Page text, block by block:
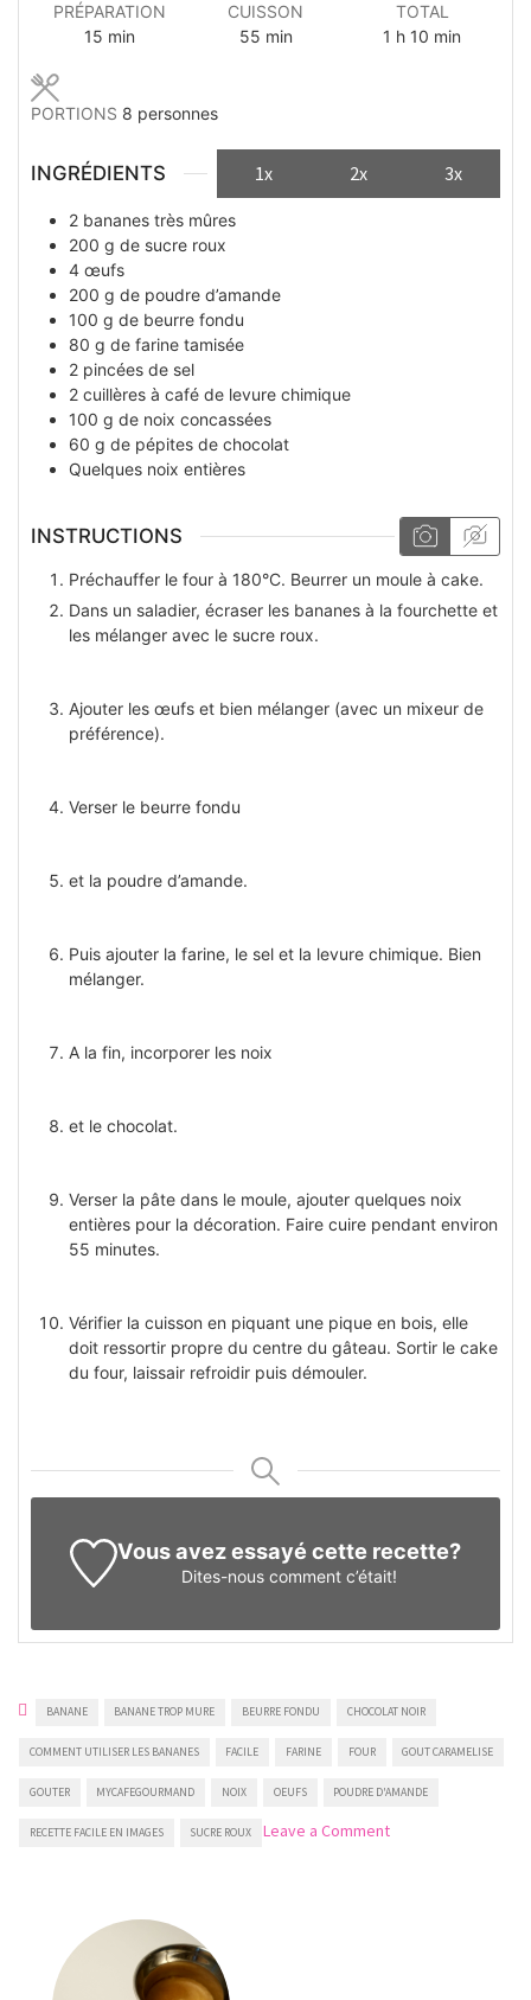
PRÉPARATION
15minutes
min
CUISSON
55minutes
min
TOTAL
1 heure
h 10 minutes
min
PORTIONS 8 personnes
INGRÉDIENTS 1x 2x 3x
2 bananes très mûres
200 g de sucre roux
4 œufs
200 g de poudre d’amande
100 g de beurre fondu
80 g de farine tamisée
2 pincées de sel
2 cuillères à café de levure chimique
100 g de noix concassées
60 g de pépites de chocolat
Quelques noix entières
INSTRUCTIONS
Préchauffer le four à 180°C. Beurrer un moule à cake.
Dans un saladier, écraser les bananes à la fourchette et
les mélanger avec le sucre roux.
Ajouter les œufs et bien mélanger (avec un mixeur de
préférence).
Verser le beurre fondu
et la poudre d’amande.
Puis ajouter la farine, le sel et la levure chimique. Bien
mélanger.
A la fin, incorporer les noix
et le chocolat.
Verser la pâte dans le moule, ajouter quelques noix
entières pour la décoration. Faire cuire pendant environ
55 minutes.
Vérifier la cuisson en piquant une pique en bois, elle
doit ressortir propre du centre du gâteau. Sortir le cake
du four, laissair refroidir puis démouler.
Vous avez essayé cette recette?
Dites-nous comment c’était!
BANANE BANANE TROP MURE BEURRE FONDU CHOCOLAT NOIR
COMMENT UTILISER LES BANANES FACILE FARINE FOUR GOUT CARAMELISE
GOUTER MYCAFEGOURMAND NOIX OEUFS POUDRE D'AMANDE
RECETTE FACILE EN IMAGES SUCRE ROUX Leave a Commenton